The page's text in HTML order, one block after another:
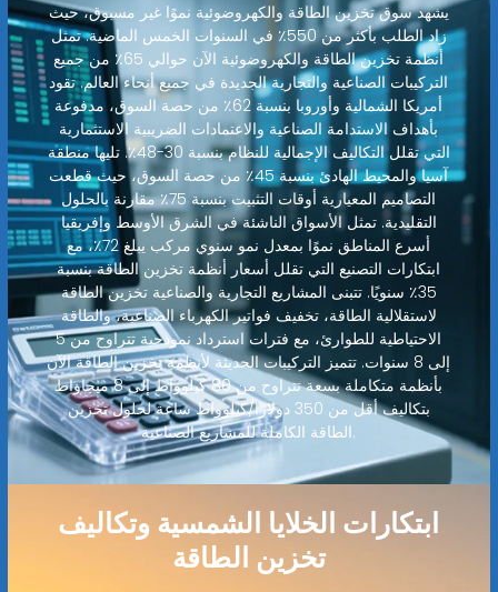
يشهد سوق تخزين الطاقة والكهروضوئية نموًا غير مسبوق، حيث
زاد الطلب بأكثر من 550٪ في السنوات الخمس الماضية. تمثل
أنظمة تخزين الطاقة والكهروضوئية الآن حوالي 65٪ من جميع
التركيبات الصناعية والتجارية الجديدة في جميع أنحاء العالم. تقود
أمريكا الشمالية وأوروبا بنسبة 62٪ من حصة السوق، مدفوعة
بأهداف الاستدامة الصناعية والاعتمادات الضريبية الاستثمارية
التي تقلل التكاليف الإجمالية للنظام بنسبة 30-48٪. تليها منطقة
آسيا والمحيط الهادئ بنسبة 45٪ من حصة السوق، حيث قطعت
التصاميم المعيارية أوقات التثبيت بنسبة 75٪ مقارنة بالحلول
التقليدية. تمثل الأسواق الناشئة في الشرق الأوسط وإفريقيا
أسرع المناطق نموًا بمعدل نمو سنوي مركب يبلغ 72٪، مع
ابتكارات التصنيع التي تقلل أسعار أنظمة تخزين الطاقة بنسبة
35٪ سنويًا. تتبنى المشاريع التجارية والصناعية تخزين الطاقة
لاستقلالية الطاقة، تخفيف فواتير الكهرباء الصناعية، والطاقة
الاحتياطية للطوارئ، مع فترات استرداد نموذجية تتراوح من 5
إلى 8 سنوات. تتميز التركيبات الحديثة لأنظمة تخزين الطاقة الآن
بأنظمة متكاملة بسعة تتراوح من 80 كيلوواط إلى 8 ميجاواط
بتكاليف أقل من 350 دولارًا/كيلوواط ساعة لحلول تخزين
الطاقة الكاملة للمشاريع الصناعية.
ابتكارات الخلايا الشمسية وتكاليف
تخزين الطاقة